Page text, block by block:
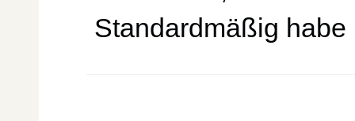
Standardmäßig